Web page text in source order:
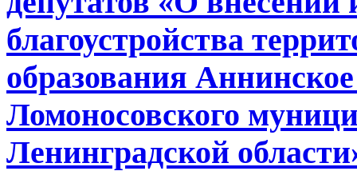
благоустройства
образования
Ломоносовского
Ленинградской